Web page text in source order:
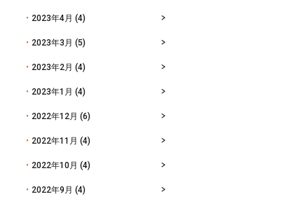
2023年4月 (4)
2023年3月 (5)
2023年2月 (4)
2023年1月 (4)
2022年12月 (6)
2022年11月 (4)
2022年10月 (4)
2022年9月 (4)